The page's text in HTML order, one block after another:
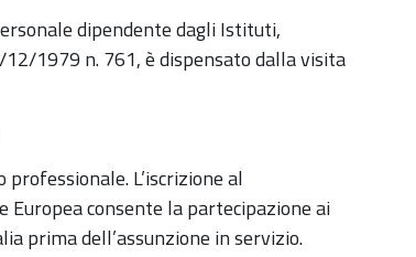
dipendente dagli Istituti,
1979 n. 761, è dispensato dalla visita
L’iscrizione al
Europea consente la partecipazione ai
prima dell’assunzione in servizio.